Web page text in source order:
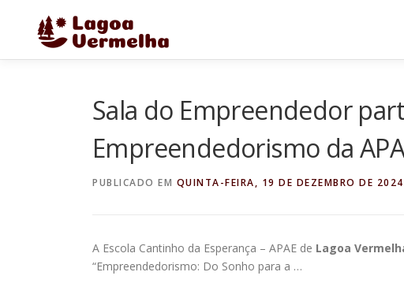
conteúdo
Sala do Empreendedor
Empreendedorismo da
PUBLICADO EM QUINTA-FEIRA, 19 DE DEZEMBRO DE 2024
A Escola Cantinho da Esperança – APAE de Lagoa
“Empreendedorismo: Do Sonho para a …